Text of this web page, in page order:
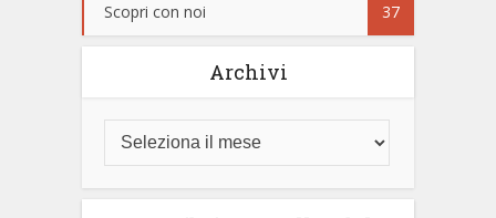
Scopri con noi 37
Archivi